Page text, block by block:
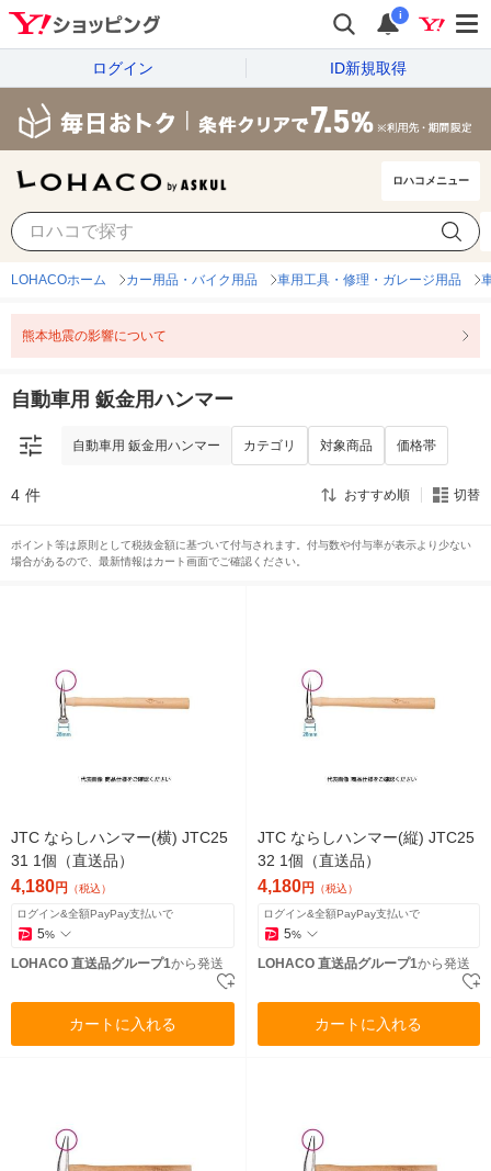
i
ログイン ID新規取得
ロハコメニュー
自動車用 鈑金用ハンマー
LOHACOホーム カー用品・バイク用品 車用工具・修理・ガレージ用品
熊本地震の影響について
自動車用 鈑金用ハンマー
自動車用 鈑金用ハンマー カテゴリ 対象商品 価格帯
4 件 おすすめ順 切替
ポイント等は原則として税抜金額に基づいて付与されます。付与数や付与率が表示より少ない
場合があるので、最新情報はカート画面でご確認ください。
JTC ならしハンマー(横) JTC25
31 1個（直送品）
4,180円 （税込）
ログイン&全額PayPay支払いで
5%
LOHACO 直送品グループ1から発送
カートに入れる
JTC ならしハンマー(縦) JTC25
32 1個（直送品）
4,180円 （税込）
ログイン&全額PayPay支払いで
5%
LOHACO 直送品グループ1から発送
カートに入れる